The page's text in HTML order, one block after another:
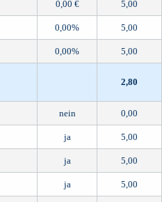
0,00 € 5,00
0,00% 5,00
0,00% 5,00
2,80
nein 0,00
ja 5,00
ja 5,00
ja 5,00